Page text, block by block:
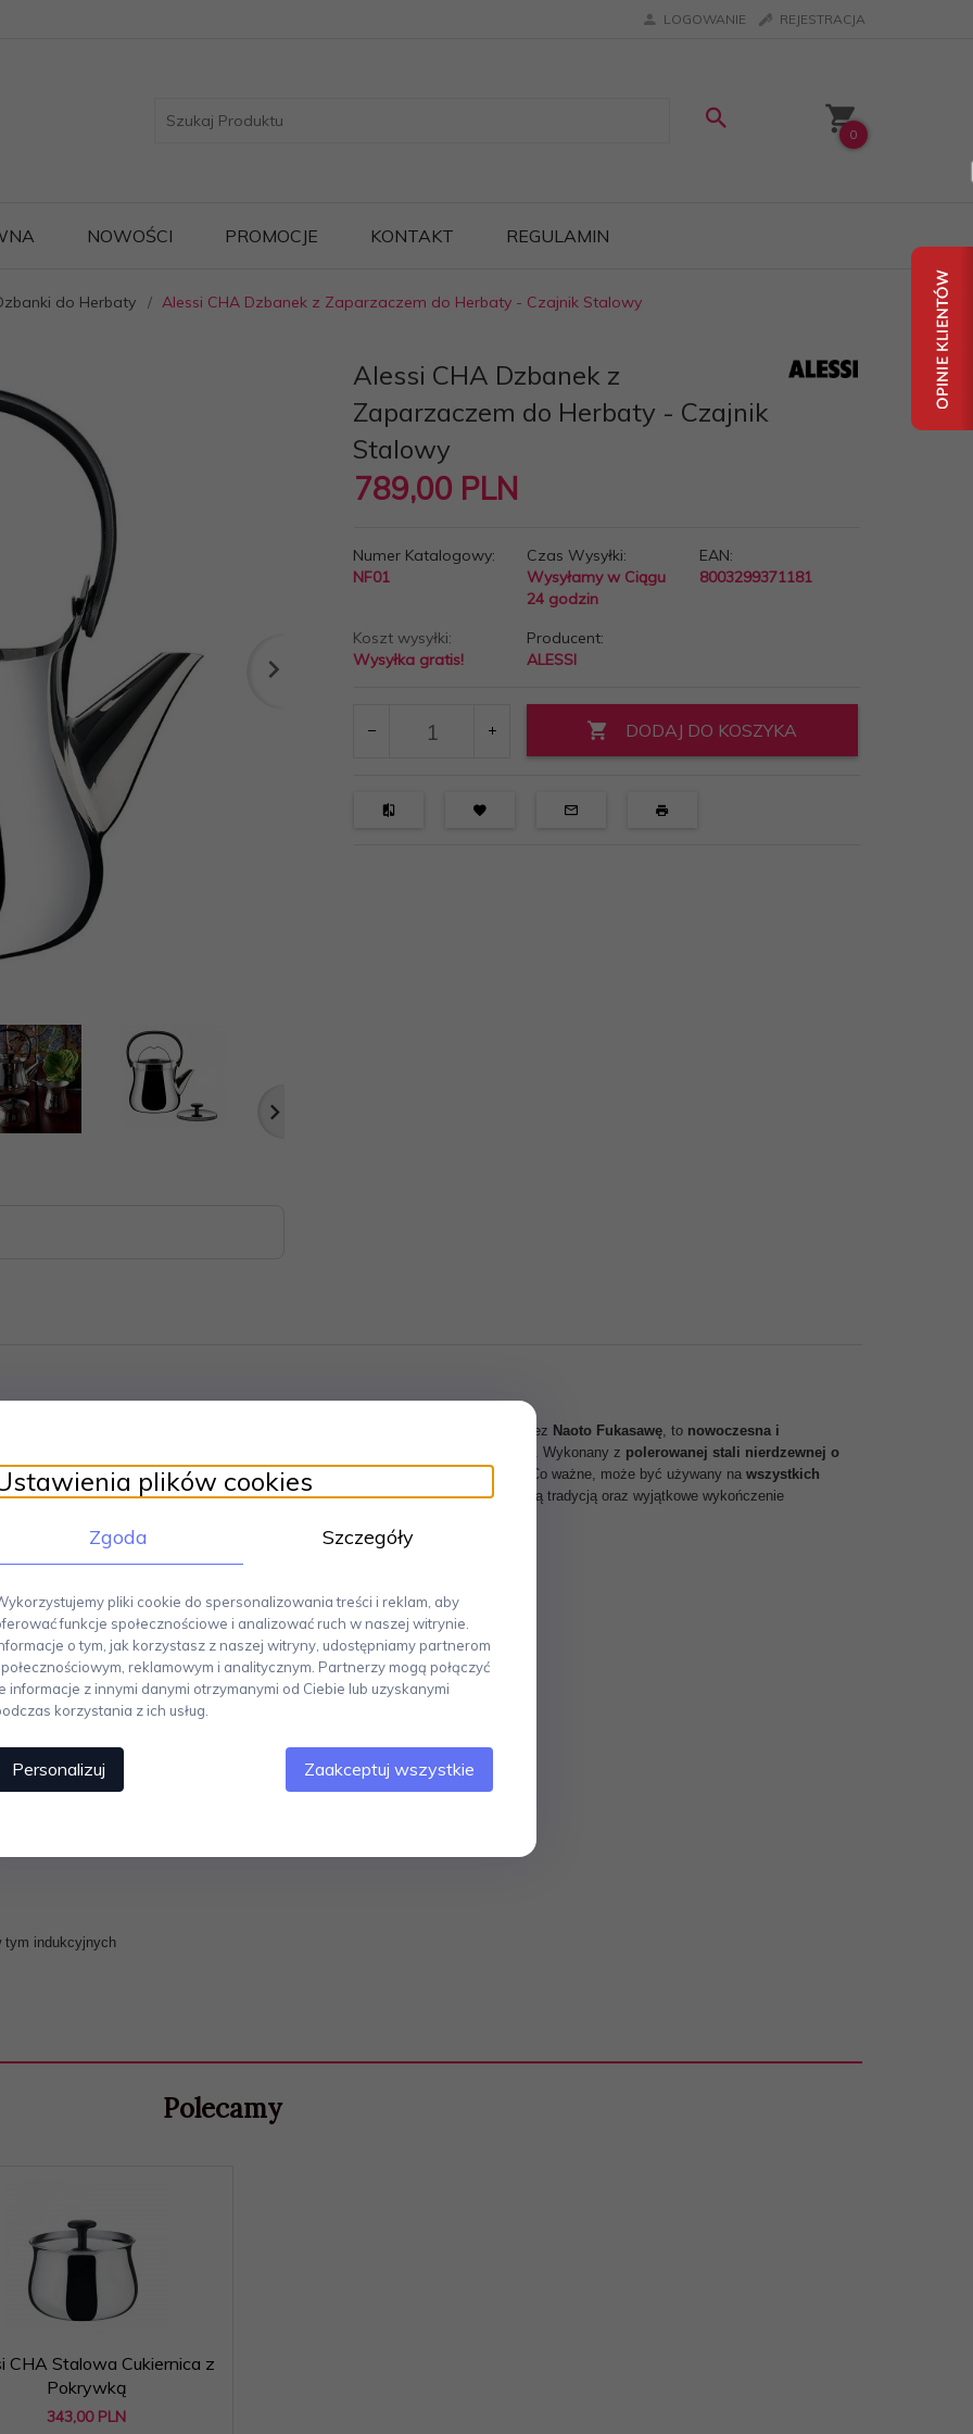
LOGOWANIE REJESTRACJA
0
NOWOŚCI PROMOCJE KONTAKT REGULAMIN
do Herbaty Alessi CHA Dzbanek z Zaparzaczem do Herbaty - Czajnik Stalowy
Alessi CHA Dzbanek z
Zaparzaczem do Herbaty - Czajnik
Stalowy
789,00 PLN
Numer Katalogowy:
NF01
Czas Wysyłki:
Wysyłamy w Ciągu
24 godzin
EAN:
8003299371181
Koszt wysyłki:
Wysyłka gratis!
Producent:
ALESSI
DODAJ DO KOSZYKA
. Dzbanek CHA, zaprojektowany przez Naoto Fukasawę, to nowoczesna i
w wyjątkowo harmonijnej formie. Wykonany z polerowanej stali nierdzewnej o
dzbanka do parzenia herbaty i ziół liściastych
– dzięki zintegrowanemu filtrowi. Co ważne, może być używany na wszystkich
czyni go praktycznym wyborem do nowoczesnej kuchni. Forma inspirowana japońską tradycją oraz wyjątkowe wykończenie
tym indukcyjnych
Polecamy
CHA Stalowa Cukiernica z
Pokrywką
343,00 PLN
plików cookies
Zgoda Szczegóły
pliki cookie do spersonalizowania treści i reklam, aby
funkcje społecznościowe i analizować ruch w naszej witrynie.
o tym, jak korzystasz z naszej witryny, udostępniamy partnerom
reklamowym i analitycznym. Partnerzy mogą połączyć
informacje z innymi danymi otrzymanymi od Ciebie lub uzyskanymi
korzystania z ich usług.
Personalizuj Zaakceptuj wszystkie